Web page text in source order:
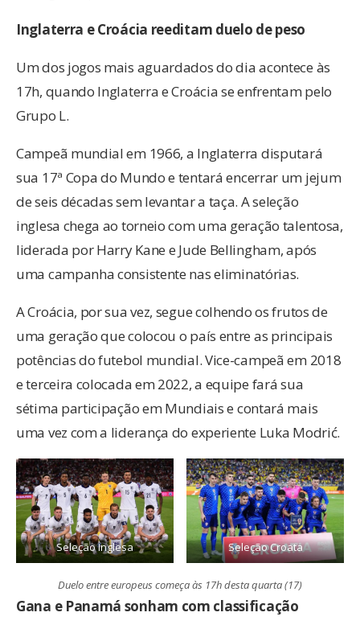
Inglaterra e Croácia reeditam duelo de peso
Um dos jogos mais aguardados do dia acontece às
17h, quando Inglaterra e Croácia se enfrentam pelo
Grupo L.
Campeã mundial em 1966, a Inglaterra disputará
sua 17ª Copa do Mundo e tentará encerrar um jejum
de seis décadas sem levantar a taça. A seleção
inglesa chega ao torneio com uma geração talentosa,
liderada por Harry Kane e Jude Bellingham, após
uma campanha consistente nas eliminatórias.
A Croácia, por sua vez, segue colhendo os frutos de
uma geração que colocou o país entre as principais
potências do futebol mundial. Vice-campeã em 2018
e terceira colocada em 2022, a equipe fará sua
sétima participação em Mundiais e contará mais
uma vez com a liderança do experiente Luka Modrić.
Seleção Inglesa Seleção Croata
Duelo entre europeus começa às 17h desta quarta (17)
Gana e Panamá sonham com classificação